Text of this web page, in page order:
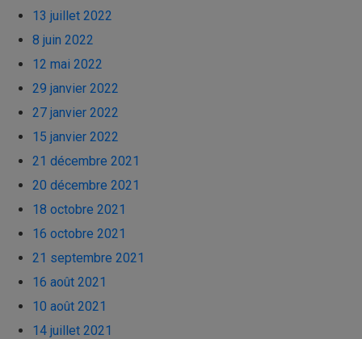
13 juillet 2022
8 juin 2022
12 mai 2022
29 janvier 2022
27 janvier 2022
15 janvier 2022
21 décembre 2021
20 décembre 2021
18 octobre 2021
16 octobre 2021
21 septembre 2021
16 août 2021
10 août 2021
14 juillet 2021